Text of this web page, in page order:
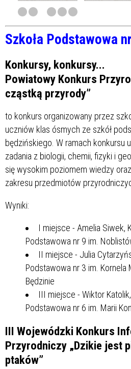
Szkoła Podstawowa
Konkursy, konkursy...
Powiatowy Konkurs
cząstką przyrody”
to konkurs organizowany przez
uczniów klas ósmych ze szkół
będzińskiego. W ramach konkursu
zadania z biologii, chemii, fizyki i
się wysokim poziomem wiedzy
zakresu przedmiotów
Wyniki:
I miejsce - Amelia Siwek,
Podstawowa nr 9 im.
II miejsce - Julia
Podstawowa nr 3 im. Kornela
Będzinie
III miejsce - Wiktor
Podstawowa nr 6 im. Marii
III Wojewódzki Konkurs
Przyrodniczy „Dzikie jest
ptaków”